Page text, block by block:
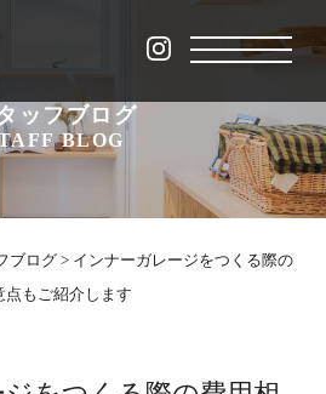
ッフブログ
BLOG
ブログ > インナーガレージをつくる際の
もご紹介します